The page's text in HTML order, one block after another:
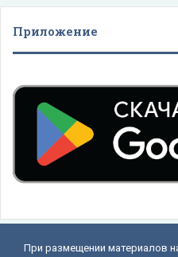
Приложение
При размещении материалов